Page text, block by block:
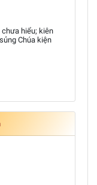
chưa hiểu; kiên
Chúa kiện